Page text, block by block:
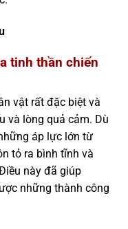
tinh thần chiến
vật rất đặc biệt và
và lòng quả cảm. Dù
áp lực lớn từ
tỏ ra bình tĩnh và
này đã giúp
những thành công